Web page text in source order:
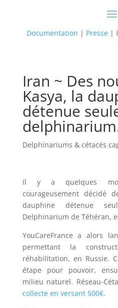
Documentation | Presse|
Iran ~ Des
Kasya, la
détenue
Delphinariums & cétacés
Il y a quelques
courageusement décidé
dauphine détenue
Delphinarium de Téhéran,
YouCareFrance a alors
permettant la
réhabilitation, en Russie.
étape pour pouvoir,
milieu naturel. Réseau-
collecte en versant 500€.